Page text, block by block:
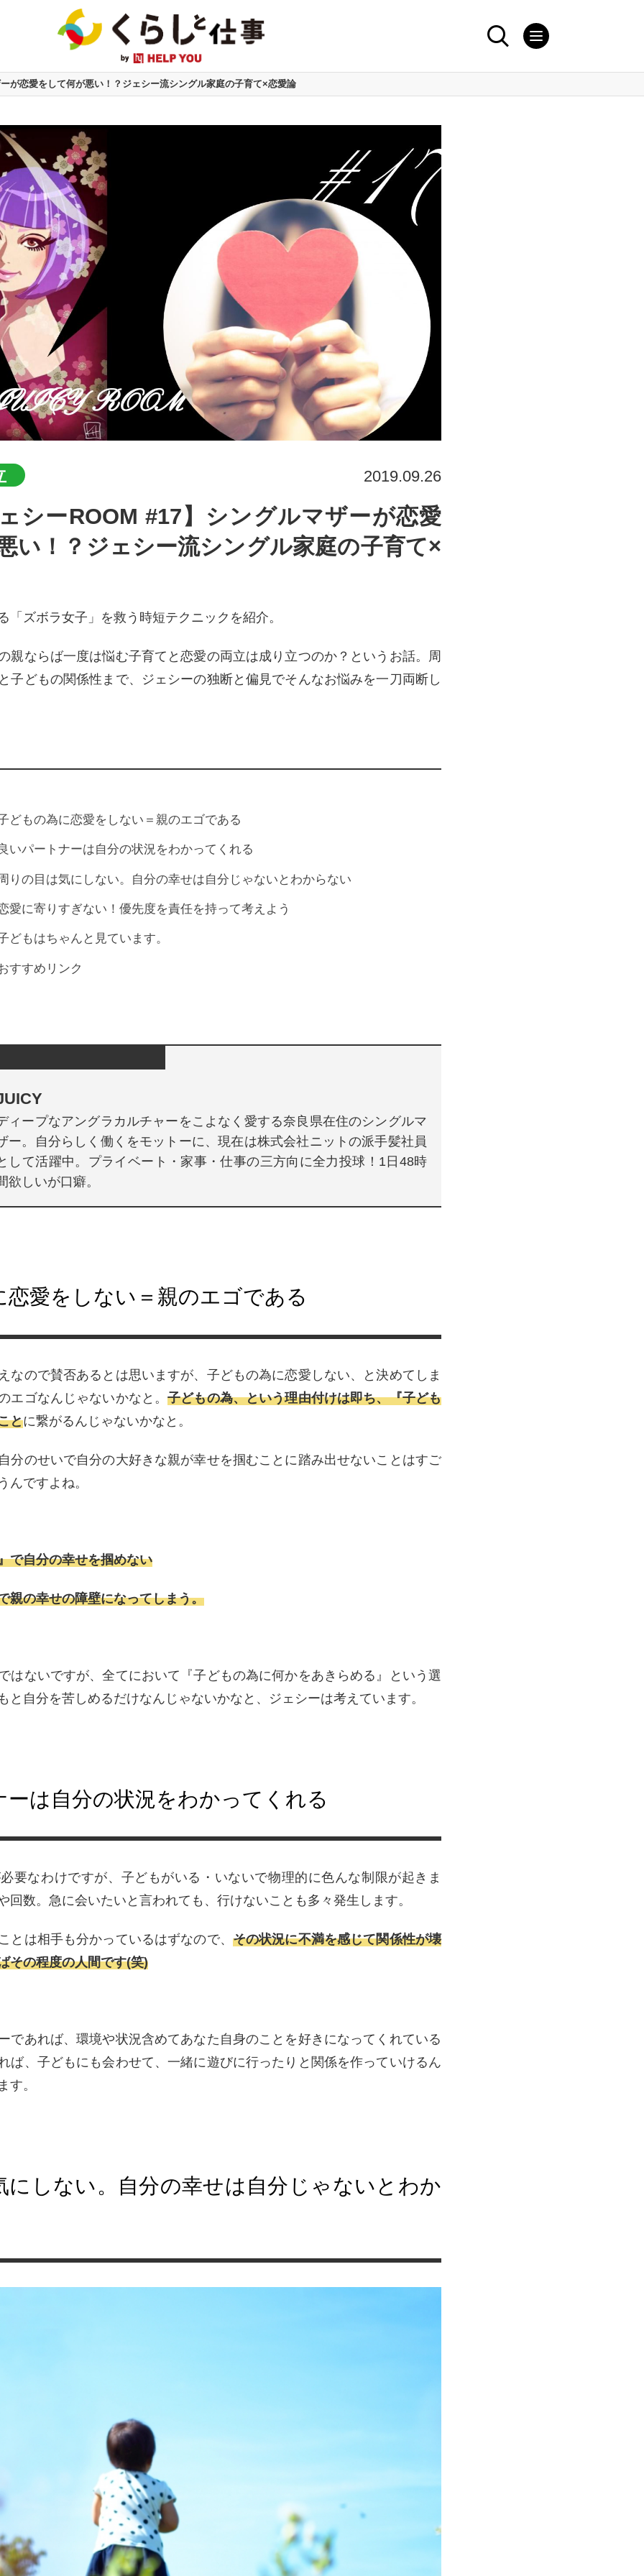
が恋愛をして何が悪い！？ジェシー流シングル家庭の子育て×恋愛論
2019.09.26
い！？ジェシー流シングル家庭の子育て×
「ズボラ女子」を救う時短テクニックを紹介。
親ならば一度は悩む子育てと恋愛の両立は成り立つのか？というお話。周
子どもの関係性まで、ジェシーの独断と偏見でそんなお悩みを一刀両断し
どもの為に恋愛をしない＝親のエゴである
いパートナーは自分の状況をわかってくれる
りの目は気にしない。自分の幸せは自分じゃないとわからない
愛に寄りすぎない！優先度を責任を持って考えよう
どもはちゃんと見ています。
すすめリンク
ィープなアングラカルチャーをこよなく愛する奈良県在住のシングルマ
ー。自分らしく働くをモットーに、現在は株式会社ニットの派手髪社員
して活躍中。プライベート・家事・仕事の三方向に全力投球！1日48時
欲しいが口癖。
恋愛をしない＝親のエゴである
なので賛否あるとは思いますが、子どもの為に恋愛しない、と決めてしま
エゴなんじゃないかなと。子どもの為、という理由付けは即ち、『子ども
とに繋がるんじゃないかなと。
分のせいで自分の大好きな親が幸せを掴むことに踏み出せないことはすご
んですよね。
で自分の幸せを掴めない
親の幸せの障壁になってしまう。
はないですが、全てにおいて『子どもの為に何かをあきらめる』という選
と自分を苦しめるだけなんじゃないかなと、ジェシーは考えています。
ーは自分の状況をわかってくれる
要なわけですが、子どもがいる・いないで物理的に色んな制限が起きま
回数。急に会いたいと言われても、行けないことも多々発生します。
とは相手も分かっているはずなので、 その状況に不満を感じて関係性が壊
その程度の人間です(笑)
であれば、環境や状況含めてあなた自身のことを好きになってくれている
ば、子どもにも会わせて、一緒に遊びに行ったりと関係を作っていけるん
す。
にしない。自分の幸せは自分じゃないとわか